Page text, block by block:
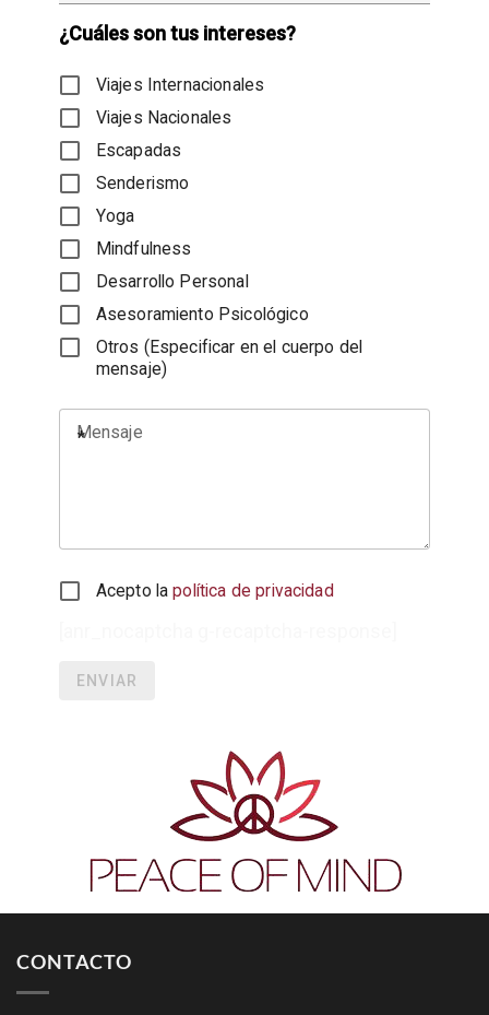
¿Cuáles son tus intereses?
Viajes Internacionales
Viajes Nacionales
Escapadas
Senderismo
Yoga
Mindfulness
Desarrollo Personal
Asesoramiento Psicológico
Otros (Especificar en el cuerpo del
mensaje)
Acepto lapolítica de privacidad
ENVIAR
CONTACTO